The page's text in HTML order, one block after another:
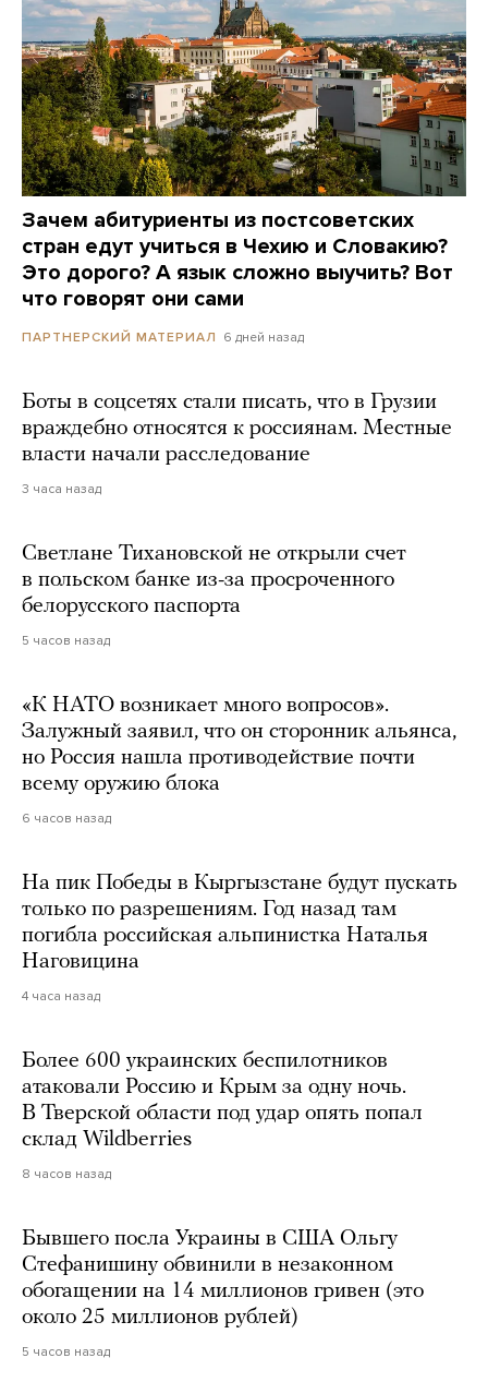
Зачем абитуриенты из постсоветских
стран едут учиться в Чехию и Словакию?
Это дорого? А язык сложно выучить? Вот
что говорят они сами
ПАРТНЕРСКИЙ МАТЕРИАЛ 6 дней назад
Боты в соцсетях стали писать, что в Грузии
враждебно относятся к россиянам. Местные
власти начали расследование
3 часа назад
Светлане Тихановской не открыли счет
в польском банке из-за просроченного
белорусского паспорта
5 часов назад
«К НАТО возникает много вопросов».
Залужный заявил, что он сторонник альянса,
но Россия нашла противодействие почти
всему оружию блока
6 часов назад
На пик Победы в Кыргызстане будут пускать
только по разрешениям. Год назад там
погибла российская альпинистка Наталья
Наговицина
4 часа назад
Более 600 украинских беспилотников
атаковали Россию и Крым за одну ночь.
В Тверской области под удар опять попал
склад Wildberries
8 часов назад
Бывшего посла Украины в США Ольгу
Стефанишину обвинили в незаконном
обогащении на 14 миллионов гривен (это
около 25 миллионов рублей)
5 часов назад